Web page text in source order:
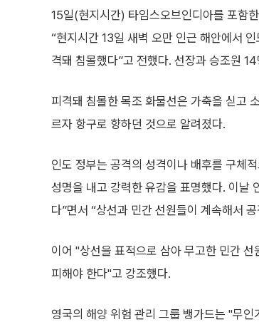
15일(현지시간) 타임스오브인디아를 포함
“현지시간 13일 새벽 오만 인근 해안에서 인
격돼 침몰했다”고 전했다. 선장과 승조원
피격돼 침몰한 목조 화물선은 가축을 싣고
르자 항구로 향하던 것으로 알려졌다.
인도 정부는 공격의 성격이나 배후를 구체
성명을 내고 강력한 유감을 표명했다. 이날
다”면서 “상선과 민간 선원들이 계속해서
이어 "상선을 표적으로 삼아 무고한 민간
피해야 한다"고 강조했다.
영국의 해양 위험 관리 그룹 뱅가드는 "무